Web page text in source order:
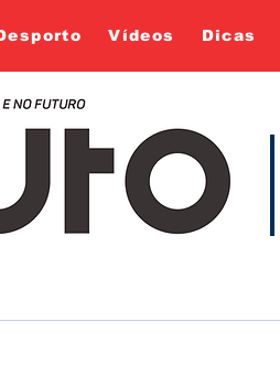
Vídeos Dicas